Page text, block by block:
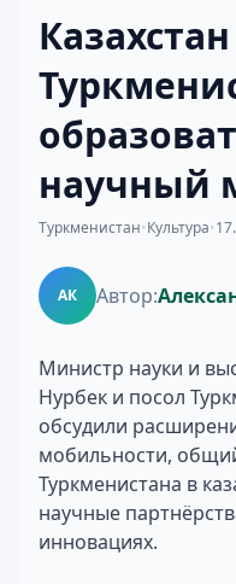
научный
Туркменистан•Культура•
АК Автор:
Министр науки и
Нурбек и посол
обсудили
мобильности,
Туркменистана в
научные
инновациях.